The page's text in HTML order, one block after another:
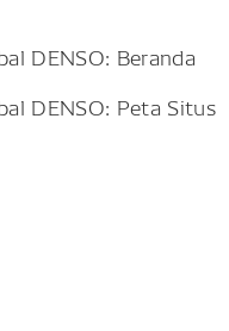
DENSO: Beranda
DENSO: Peta Situs